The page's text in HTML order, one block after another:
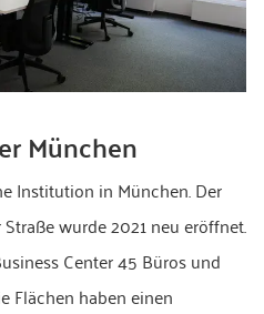
München
Institution in München. Der
wurde 2021 neu eröffnet.
Center 45 Büros und
Flächen haben einen